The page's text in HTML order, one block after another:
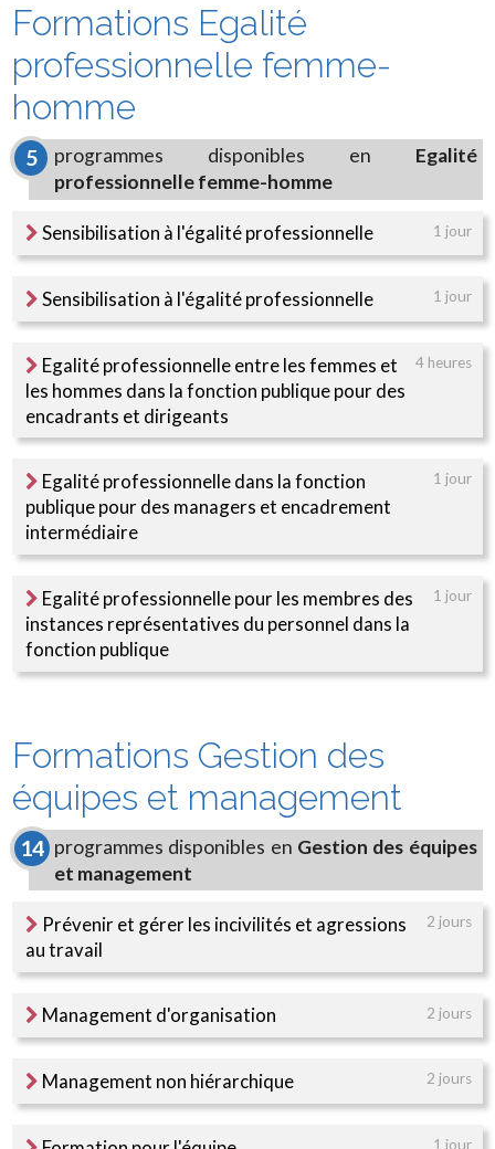
Formations Egalité
professionnelle femme-
homme
5 programmes disponibles en Egalité
professionnelle femme-homme
Sensibilisation à l'égalité professionnelle 1 jour
Sensibilisation à l'égalité professionnelle 1 jour
Egalité professionnelle entre les femmes et
les hommes dans la fonction publique pour des
encadrants et dirigeants
4 heures
Egalité professionnelle dans la fonction
publique pour des managers et encadrement
intermédiaire
1 jour
Egalité professionnelle pour les membres des
instances représentatives du personnel dans la
fonction publique
1 jour
Formations Gestion des
équipes et management
14 programmes disponibles en Gestion des équipes
et management
Prévenir et gérer les incivilités et agressions
au travail
2 jours
Management d'organisation 2 jours
Management non hiérarchique 2 jours
1 jour